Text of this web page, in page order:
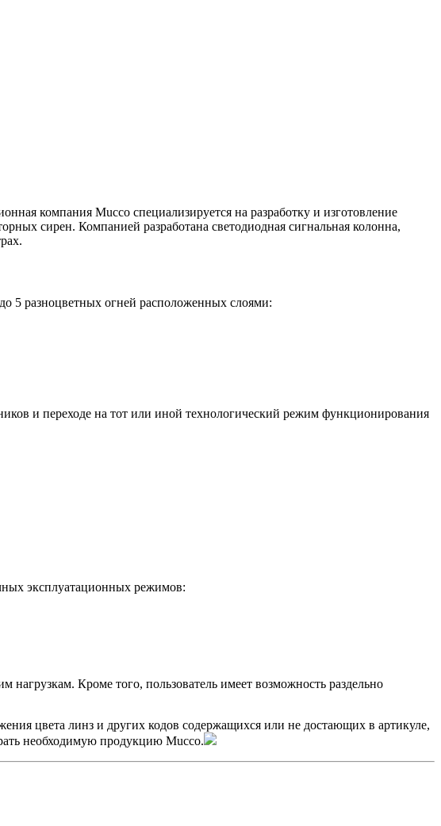
компания Mucco специализируется на разработку и изготовление
сирен. Компанией разработана светодиодная сигнальная колонна,
5 разноцветных огней расположенных слоями:
и переходе на тот или иной технологический режим функционирования
эксплуатационных режимов:
нагрузкам. Кроме того, пользователь имеет возможность раздельно
цвета линз и других кодов содержащихся или не достающих в артикуле,
необходимую продукцию Mucco.